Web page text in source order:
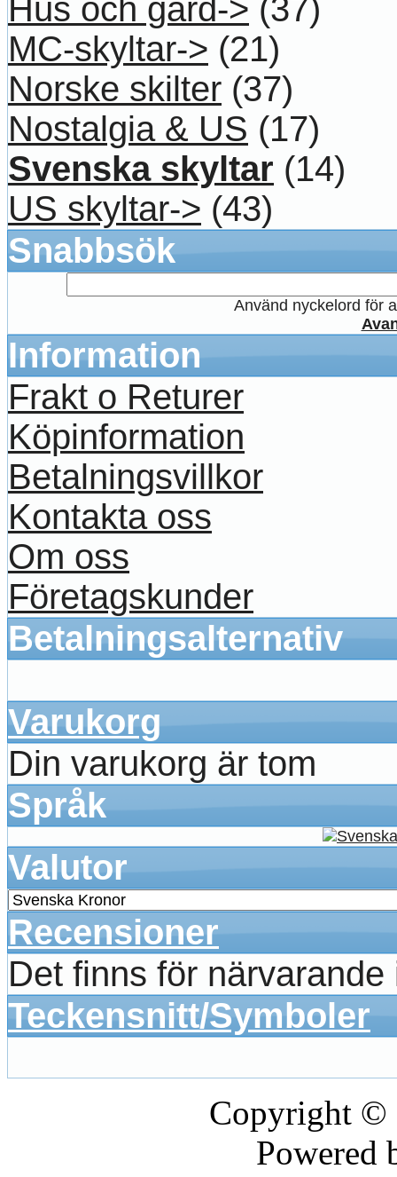
Hus och gård-> (37)
MC-skyltar-> (21)
Norske skilter (37)
Nostalgia & US (17)
Svenska skyltar (14)
US skyltar-> (43)
Snabbsök
Använd nyckelord för
Information
Frakt o Returer
Köpinformation
Betalningsvillkor
Kontakta oss
Om oss
Företagskunder
Betalningsalternativ
Varukorg
Din varukorg är tom
Språk
Valutor
Recensioner
Det finns för
Teckensnitt/Symboler
Copyright
Powered